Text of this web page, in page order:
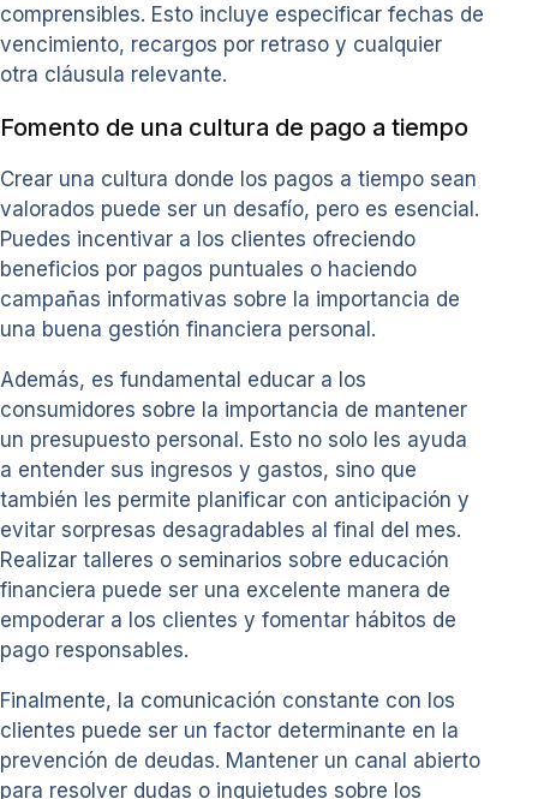
comprensibles. Esto incluye especificar fechas de
vencimiento, recargos por retraso y cualquier
otra cláusula relevante.
Fomento de una cultura de pago a tiempo
Crear una cultura donde los pagos a tiempo sean
valorados puede ser un desafío, pero es esencial.
Puedes incentivar a los clientes ofreciendo
beneficios por pagos puntuales o haciendo
campañas informativas sobre la importancia de
una buena gestión financiera personal.
Además, es fundamental educar a los
consumidores sobre la importancia de mantener
un presupuesto personal. Esto no solo les ayuda
a entender sus ingresos y gastos, sino que
también les permite planificar con anticipación y
evitar sorpresas desagradables al final del mes.
Realizar talleres o seminarios sobre educación
financiera puede ser una excelente manera de
empoderar a los clientes y fomentar hábitos de
pago responsables.
Finalmente, la comunicación constante con los
clientes puede ser un factor determinante en la
prevención de deudas. Mantener un canal abierto
para resolver dudas o inquietudes sobre los